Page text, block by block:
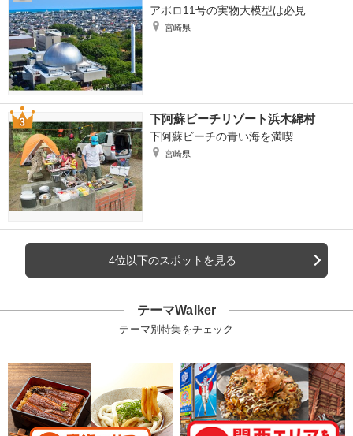
アポロ11号の実物大模型は必見
宮崎県
下阿蘇ビーチリゾート浜木綿村
下阿蘇ビーチの青い海を満喫
宮崎県
4位以下のスポットを見る
テーマWalker
テーマ別特集をチェック